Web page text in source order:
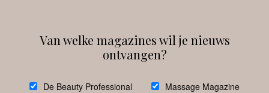
debeautyprofessional
Van welke magazines wil je nieuws
ontvangen?
De Beauty Professional Massage Magazine